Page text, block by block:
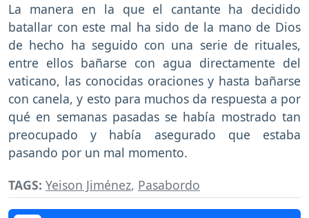
La manera en la que el cantante ha decidido
batallar con este mal ha sido de la mano de Dios
de hecho ha seguido con una serie de rituales,
entre ellos bañarse con agua directamente del
vaticano, las conocidas oraciones y hasta bañarse
con canela, y esto para muchos da respuesta a por
qué en semanas pasadas se había mostrado tan
preocupado y había asegurado que estaba
pasando por un mal momento.
TAGS: Yeison Jiménez, Pasabordo